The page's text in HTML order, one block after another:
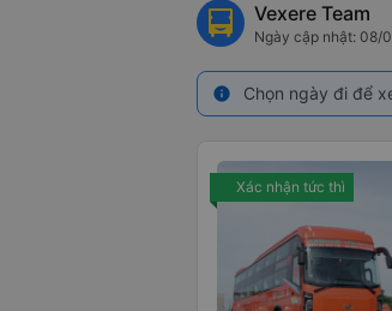
Vexere Team
Ngày cập nhật: 08/
info Chọn ngày đi để
Xác nhận tức thì